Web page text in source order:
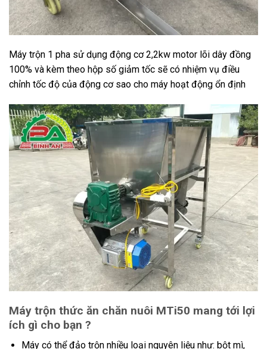
Máy trộn 1 pha sử dụng động cơ 2,2kw motor lõi dây đồng
100% và kèm theo hộp số giảm tốc sẽ có nhiệm vụ điều
chỉnh tốc độ của động cơ sao cho máy hoạt động ổn định
Máy trộn thức ăn chăn nuôi MTi50 mang tới lợi
ích gì cho bạn ?
Máy có thể đảo trộn nhiều loại nguyên liệu như: bột mì,